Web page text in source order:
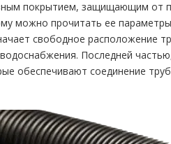
покрытием, защищающим от
можно прочитать ее
свободное расположение
Последней
обеспечивают соединение